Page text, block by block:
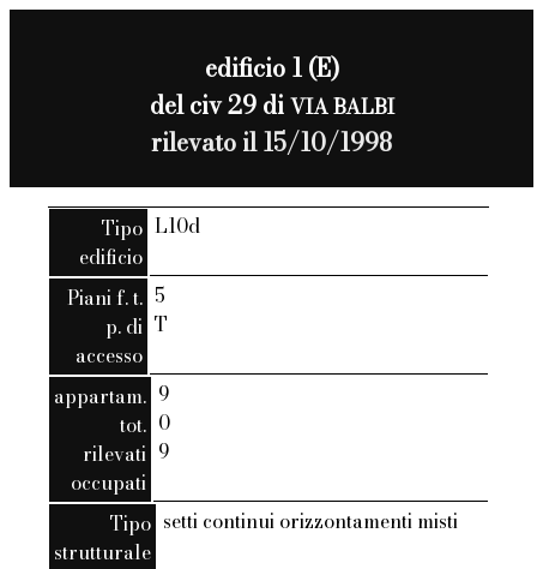
edificio 1 (E)
del civ 29 diVIA BALBI
rilevato il 15/10/1998
Tipo
edificio
L10d
Piani f. t.
p. di
accesso
5
T
appartam.
tot.
rilevati
occupati
9
0
9
Tipo
strutturale
setti continui orizzontamenti misti